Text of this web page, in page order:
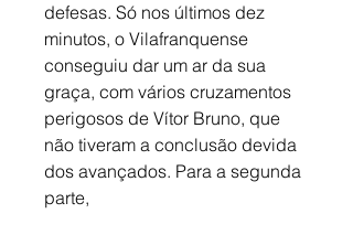
defesas. Só nos últimos dez
minutos, o Vilafranquense
conseguiu dar um ar da sua
graça, com vários cruzamentos
perigosos de Vítor Bruno, que
não tiveram a conclusão devida
dos avançados. Para a segunda
parte,